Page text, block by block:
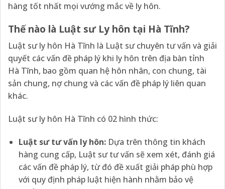
hàng tốt nhất mọi vướng mắc về ly hôn.
Thế nào là Luật sư Ly hôn tại Hà Tĩnh?
Luật sư ly hôn Hà Tĩnh là Luật sư chuyên tư vấn và giải
quyết các vấn đề pháp lý khi ly hôn trên địa bàn tỉnh
Hà Tĩnh, bao gồm quan hệ hôn nhân, con chung, tài
sản chung, nợ chung và các vấn đề pháp lý liên quan
khác.
Luật sư ly hôn Hà Tĩnh có 02 hình thức:
Luật sư tư vấn ly hôn: Dựa trên thông tin khách
hàng cung cấp, Luật sư tư vấn sẽ xem xét, đánh giá
các vấn đề pháp lý, từ đó đề xuất giải pháp phù hợp
với quy định pháp luật hiện hành nhằm bảo vệ